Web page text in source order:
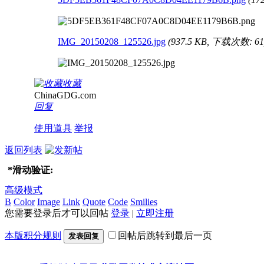
IMG_20150208_125526.jpg (937.5 KB, 下载次数:
收藏
ChinaGDG.com
回复
使用道具 举报
返回列表
*滑动验证:
高级模式
B Color Image Link Quote Code Smilies
您需要登录后才可以回帖 登录 | 立即注册
本版积分规则 发表回复 回帖后跳转到最后一页